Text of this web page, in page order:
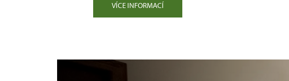
VÍCE INFORMACÍ